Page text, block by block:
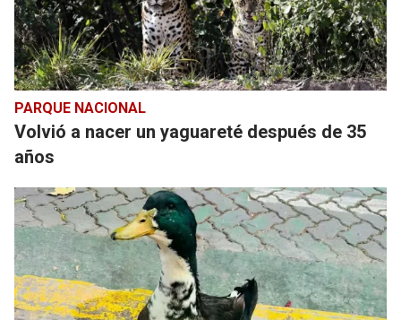
PARQUE NACIONAL
Volvió a nacer un yaguareté después de 35
años